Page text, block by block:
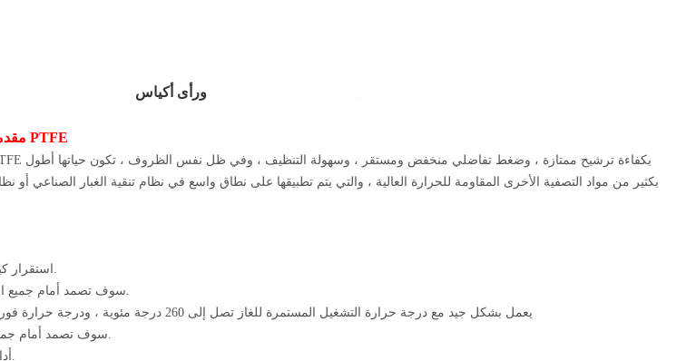
1. كيس مرشح PTFE
بكثير من مواد التصفية الأخرى المقاومة للحرارة العالية ، والتي يتم تطبيقها على نطاق واسع في نظام تنقية الغبار الصناعي أو
1. استقرار كيميائي ممتاز ومقاومة للحرارة.
2. سوف تصمد أمام جميع الأحماض القوية والتآكل القلوي.
3. يعمل بشكل جيد مع درجة حرارة التشغيل المستمرة للغاز تصل إلى 260 درجة مئوية ، ودرجة حرارة فورية تصل إلى 280 درجة مئوية ؛
4. سوف تصمد أمام جميع أنواع التآكل المؤكسد القوي.
5. أداء مقاومة التحلل المائي ممتاز.